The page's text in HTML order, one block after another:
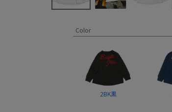
Color
2BK黒